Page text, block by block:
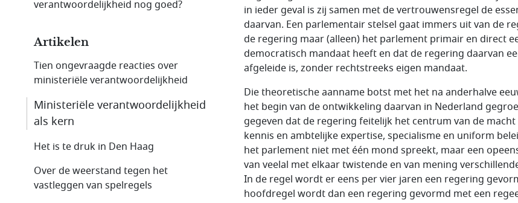
in ieder geval is zij samen met de vertrouwensregel de
daarvan. Een parlementair stelsel gaat immers uit van de
de regering maar (alleen) het parlement primair en direct
democratisch mandaat heeft en dat de regering daarvan
afgeleide is, zonder rechtstreeks eigen mandaat.
Die theoretische aanname botst met het na anderhalve
het begin van de ontwikkeling daarvan in Nederland
gegeven dat de regering feitelijk het centrum van de macht
kennis en ambtelijke expertise, specialisme en uniform
het parlement niet met één mond spreekt, maar een
van veelal met elkaar twistende en van mening
In de regel wordt er eens per vier jaren een regering
hoofdregel wordt dan een regering gevormd met een
verantwoordelijkheid nog goed?
Artikelen
Tien ongevraagde reacties over
ministeriële verantwoordelijkheid
Ministeriële verantwoordelijkheid
als kern
Het is te druk in Den Haag
Over de weerstand tegen het
vastleggen van spelregels